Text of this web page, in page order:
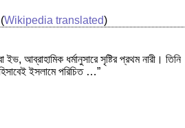
Wikipedia translated)
ইভ, আব্রাহামিক ধর্মানুসারে সৃষ্টির প্রথম নারী। তিনি
ইসলামে পরিচিত …”